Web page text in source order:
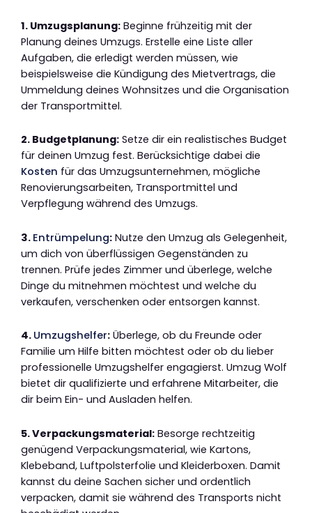
1. Umzugsplanung: Beginne frühzeitig mit der
Planung deines Umzugs. Erstelle eine Liste aller
Aufgaben, die erledigt werden müssen, wie
beispielsweise die Kündigung des Mietvertrags, die
Ummeldung deines Wohnsitzes und die Organisation
der Transportmittel.
2. Budgetplanung: Setze dir ein realistisches Budget
für deinen Umzug fest. Berücksichtige dabei die
Kosten für das Umzugsunternehmen, mögliche
Renovierungsarbeiten, Transportmittel und
Verpflegung während des Umzugs.
3. Entrümpelung: Nutze den Umzug als Gelegenheit,
um dich von überflüssigen Gegenständen zu
trennen. Prüfe jedes Zimmer und überlege, welche
Dinge du mitnehmen möchtest und welche du
verkaufen, verschenken oder entsorgen kannst.
4. Umzugshelfer: Überlege, ob du Freunde oder
Familie um Hilfe bitten möchtest oder ob du lieber
professionelle Umzugshelfer engagierst. Umzug Wolf
bietet dir qualifizierte und erfahrene Mitarbeiter, die
dir beim Ein- und Ausladen helfen.
5. Verpackungsmaterial: Besorge rechtzeitig
genügend Verpackungsmaterial, wie Kartons,
Klebeband, Luftpolsterfolie und Kleiderboxen. Damit
kannst du deine Sachen sicher und ordentlich
verpacken, damit sie während des Transports nicht